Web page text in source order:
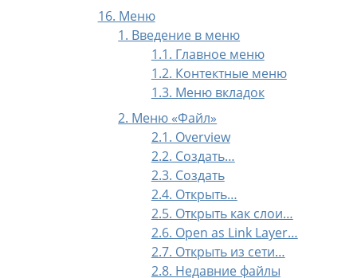
16. Меню
1. Введение в меню
1.1. Главное меню
1.2. Контектные меню
1.3. Меню вкладок
2. Меню «Файл»
2.1. Overview
2.2. Создать…
2.3. Создать
2.4. Открыть…
2.5. Открыть как слои…
2.6. Open as Link Layer…
2.7. Открыть из сети…
2.8. Недавние файлы